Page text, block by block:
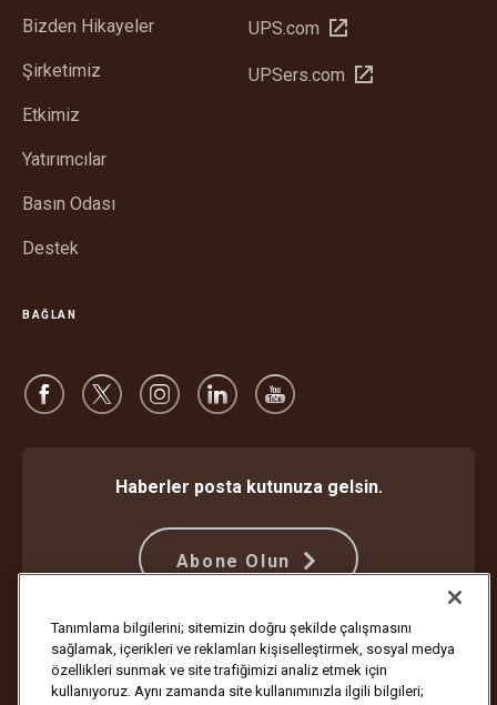
Bizden Hikayeler
Şirketimiz
Etkimiz
Yatırımcılar
Basın Odası
Destek
UPS.com Yeni
aç
UPSers.com Yeni
BAĞLAN
Haberler posta kutunuza gelsin.
Abone Olun
Dolandırıcılığa Karşı Koruma
Hüküm ve Koşullar
İnternet Sitesi Kullanım Koşulları
Gizlilik Bildirimi Çerez Ayarları
Tanımlama bilgilerini; sitemizin doğru şekilde çalışmasını
sağlamak, içerikleri ve reklamları kişiselleştirmek, sosyal medya
özellikleri sunmak ve site trafiğimizi analiz etmek için
kullanıyoruz. Aynı zamanda site kullanımınızla ilgili bilgileri;